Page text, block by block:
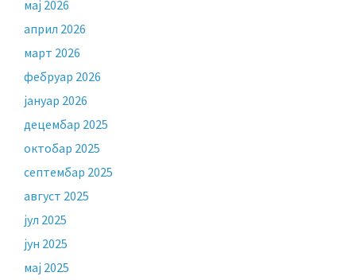
мај 2026
април 2026
март 2026
фебруар 2026
јануар 2026
децембар 2025
октобар 2025
септембар 2025
август 2025
јул 2025
јун 2025
мај 2025